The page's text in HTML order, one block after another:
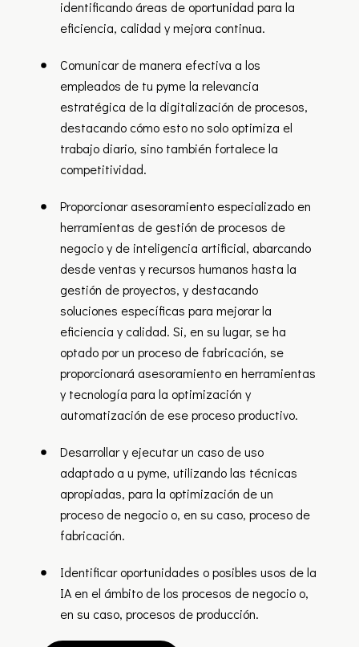
identificando áreas de oportunidad para la
eficiencia, calidad y mejora continua.
Comunicar de manera efectiva a los
empleados de tu pyme la relevancia
estratégica de la digitalización de procesos,
destacando cómo esto no solo optimiza el
trabajo diario, sino también fortalece la
competitividad.
Proporcionar asesoramiento especializado en
herramientas de gestión de procesos de
negocio y de inteligencia artificial, abarcando
desde ventas y recursos humanos hasta la
gestión de proyectos, y destacando
soluciones específicas para mejorar la
eficiencia y calidad. Si, en su lugar, se ha
optado por un proceso de fabricación, se
proporcionará asesoramiento en herramientas
y tecnología para la optimización y
automatización de ese proceso productivo.
Desarrollar y ejecutar un caso de uso
adaptado a u pyme, utilizando las técnicas
apropiadas, para la optimización de un
proceso de negocio o, en su caso, proceso de
fabricación.
Identificar oportunidades o posibles usos de la
IA en el ámbito de los procesos de negocio o,
en su caso, procesos de producción.